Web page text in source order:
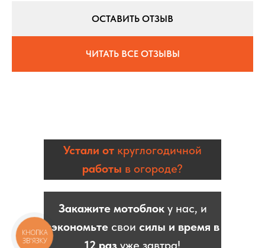
ОСТАВИТЬ ОТЗЫВ
ЧИТАТЬ ВСЕ ОТЗЫВЫ
Закажите мотоблоку нас, и
сэкономьте свои силы и время в
12 раз уже завтра!
Устали от круглогодичной
работы в огороде?
КНОПКА
ЗВ'ЯЗКУ